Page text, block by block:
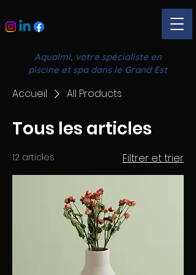
Aqualmi, votre spécialiste en
piscine et spa dans le Grand Est
Accueil All Products
Tous les articles
12 articles Filtrer et trier